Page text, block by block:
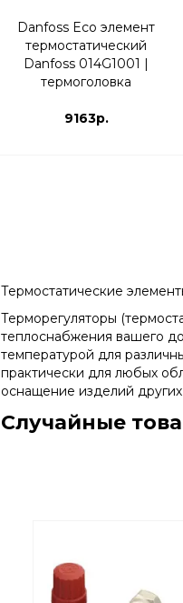
Danfoss Eco элемент
термостатический
Danfoss 014G1001 |
термоголовка
9163р.
Термостатические
Терморегуляторы
теплоснабжения вашего
температурой для
практически для любых
оснащение изделий
Случайные